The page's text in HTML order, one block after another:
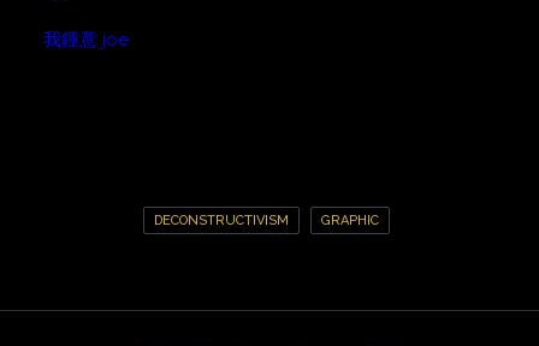
我鍾意 joe
DECONSTRUCTIVISM GRAPHIC